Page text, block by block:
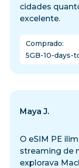
cidades
excelente.
Comprado:
5GB-10-days-
Maya J.
O eSIM PE
streaming de
explorava